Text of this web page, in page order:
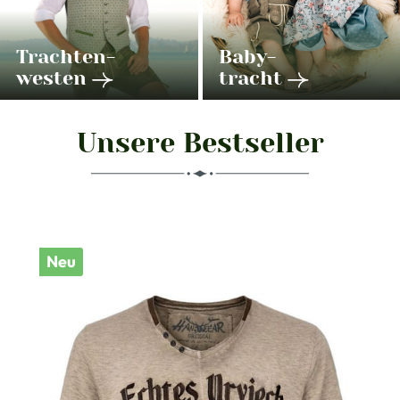
Trachten-
westen
Baby-
tracht
Unsere Bestseller
Neu